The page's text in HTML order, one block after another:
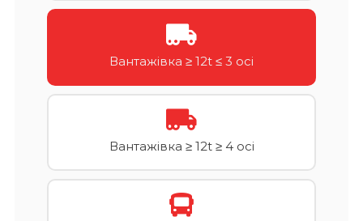
Вантажівка ≥ 12t ≤ 3 осі
Вантажівка ≥ 12t ≥ 4 осі